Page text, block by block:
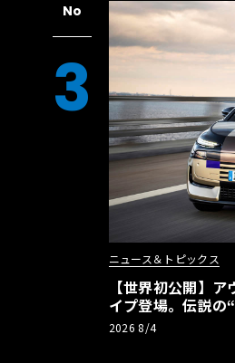
No
3
ニュース＆トピックス
【世界初公開】
イプ登場。伝説の
リーBEVとして復
2026 8/4